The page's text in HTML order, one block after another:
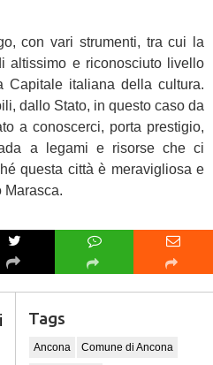
con vari strumenti, tra cui la
altissimo e riconosciuto livello
Capitale italiana della cultura.
dallo Stato, in questo caso da
a conoscerci, porta prestigio,
a legami e risorse che ci
questa città è meravigliosa e
Marasca.
Tags
Ancona Comune di Ancona